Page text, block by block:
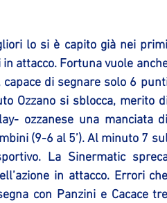
lo si è capito già nei primi
attacco. Fortuna vuole
capace di segnare solo 6
Ozzano si sblocca, merito
ozzanese una manciata di
(9-6 al 5’). Al minuto 7
La Sinermatic
in attacco. Errori che
con Panzini e Cacace tre